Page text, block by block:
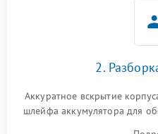
2.
Аккуратное вскрытие
шлейфа аккумулятора для